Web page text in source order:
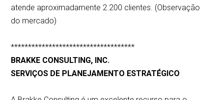
atende aproximadamente 2.200 clientes. (Observação
do mercado)
************************************
BRAKKE CONSULTING, INC.
SERVIÇOS DE PLANEJAMENTO ESTRATÉGICO